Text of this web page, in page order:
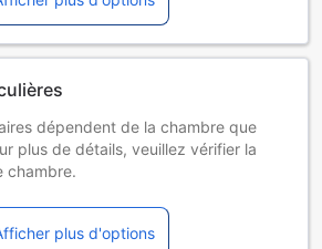
dépendent de la chambre que
plus de détails, veuillez vérifier la
chambre.
si vous réservez plus de 5 chambres
plus d'options